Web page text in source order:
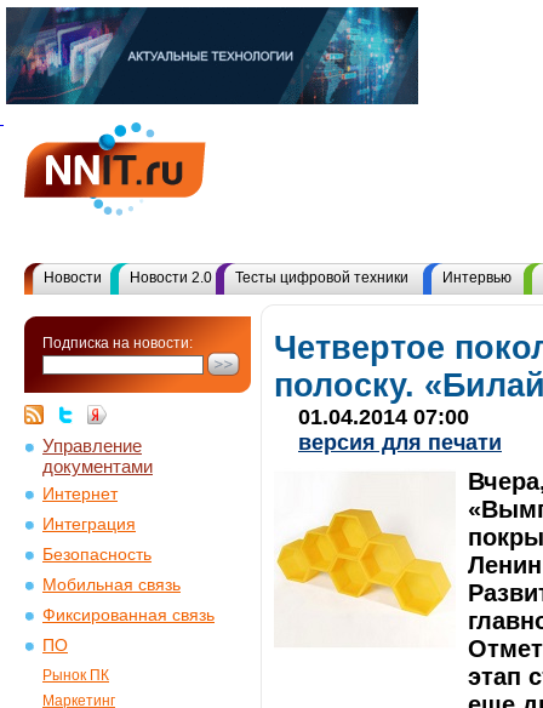
Новости Новости 2.0 Тесты цифровой техники Интервью
Подписка на новости:
Управление
документами
Интернет
Интеграция
Безопасность
Мобильная связь
Фиксированная связь
ПО
Рынок ПК
Маркетинг
Четвертое
полоску.
01.04.2014 07:00
версия для печати
этап